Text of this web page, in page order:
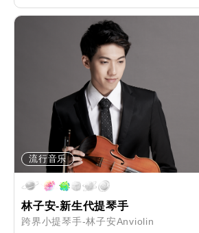
流行音乐
林子安-新生代提琴手
跨界小提琴手-林子安Anviolin